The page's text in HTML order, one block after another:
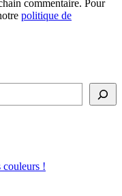
commentaire. Pour
politique de
!